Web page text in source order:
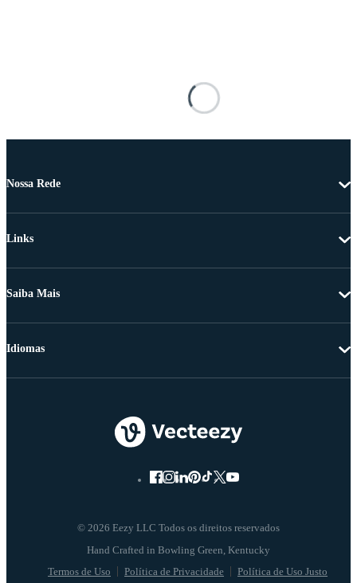
Nossa Rede
Links
Saiba Mais
© 2026 Eezy LLC Todos os direitos reservados
Termos de Uso Política de Privacidade Política de Uso Justo
Idiomas